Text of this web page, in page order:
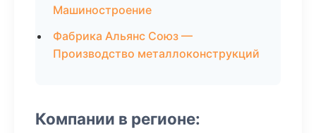
Машиностроение
Фабрика Альянс Союз —
Производство металлоконструкций
Компании в регионе: